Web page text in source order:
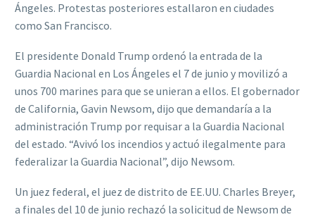
Ángeles. Protestas posteriores estallaron en ciudades
como San Francisco.
El presidente Donald Trump ordenó la entrada de la
Guardia Nacional en Los Ángeles el 7 de junio y movilizó a
unos 700 marines para que se unieran a ellos. El gobernador
de California, Gavin Newsom, dijo que demandaría a la
administración Trump por requisar a la Guardia Nacional
del estado. “Avivó los incendios y actuó ilegalmente para
federalizar la Guardia Nacional”, dijo Newsom.
Un juez federal, el juez de distrito de EE.UU. Charles Breyer,
a finales del 10 de junio rechazó la solicitud de Newsom de